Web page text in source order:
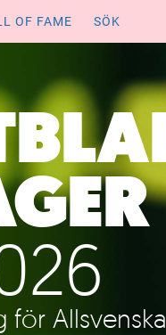
OF FAME SÖK